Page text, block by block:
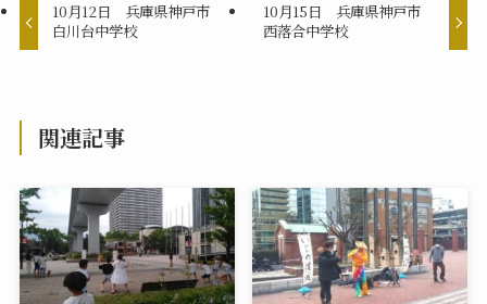
10月12日 兵庫県神戸市
白川台中学校
10月15日 兵庫県神戸市
西落合中学校
関連記事